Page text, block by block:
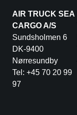
AIR TRUCK SEA
CARGO A/S
Sundsholmen 6
DK-9400
Nørresundby
Tel: +45 70 20 99
97